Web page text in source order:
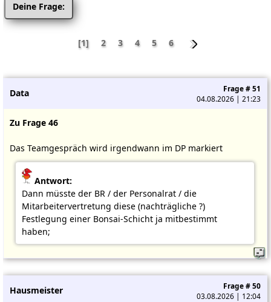
Deine Frage:
[1] 2 3 4 5 6
Data
Frage # 51
04.08.2026 | 21:23
Zu Frage 46
Das Teamgespräch wird irgendwann im DP markiert
Antwort:
Dann müsste der BR / der Personalrat / die
Mitarbeitervertretung diese (nachträgliche ?)
Festlegung einer Bonsai-Schicht ja mitbestimmt
haben;
Hausmeister
Frage # 50
03.08.2026 | 12:04